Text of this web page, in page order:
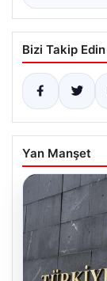
Bizi Takip Edin
Yan Manşet